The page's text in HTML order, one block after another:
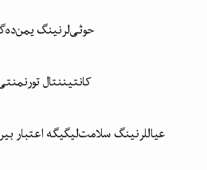
حوثی‌لرنینگ یمن‌ده‌گی
۲۰۲۶ کانتیننتال تورنمنتی؛
عیاللرنینگ سلامت‌لیگیگه اعتبار